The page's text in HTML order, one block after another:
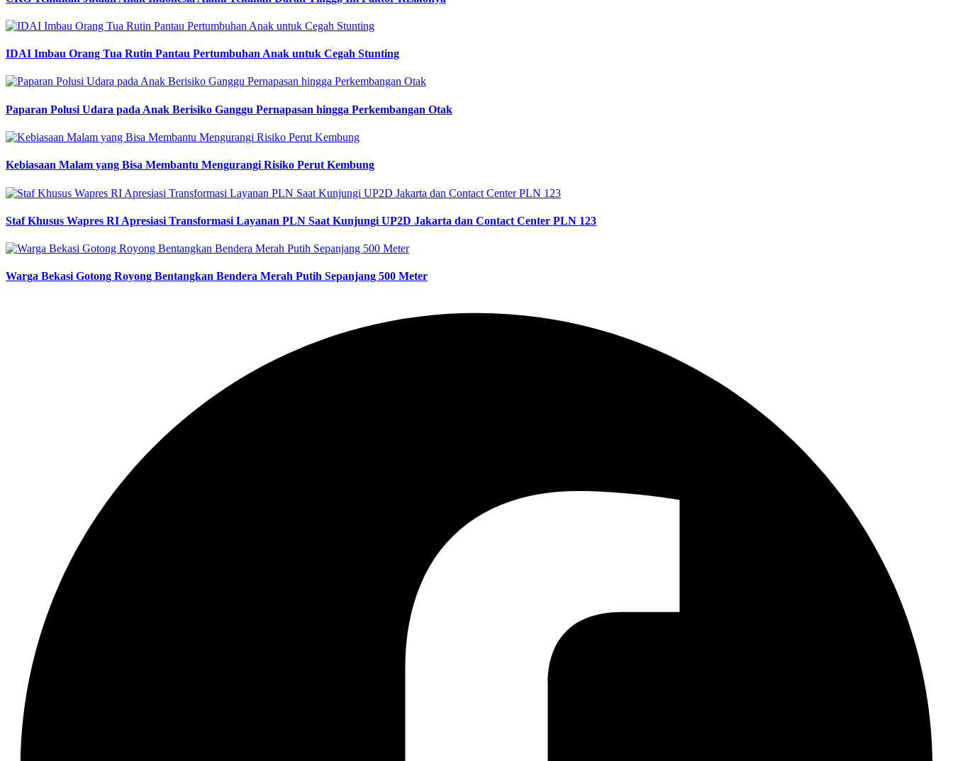
IDAI Imbau Orang Tua Rutin Pantau Pertumbuhan Anak untuk Cegah Stunting
Paparan Polusi Udara pada Anak Berisiko Ganggu Pernapasan hingga Perkembangan Otak
Kebiasaan Malam yang Bisa Membantu Mengurangi Risiko Perut Kembung
Staf Khusus Wapres RI Apresiasi Transformasi Layanan PLN Saat Kunjungi UP2D Jakarta dan Contact Center PLN 123
Warga Bekasi Gotong Royong Bentangkan Bendera Merah Putih Sepanjang 500 Meter